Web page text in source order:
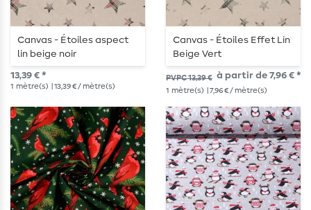
Canvas - Étoiles aspect
lin beige noir
13,39 € *
1 mètre(s) | 13,39 € / mètre(s)
Canvas - Étoiles Effet Lin
Beige Vert
PVPC 13,39 € à partir de 7,96 € *
1 mètre(s) | 7,96 € / mètre(s)